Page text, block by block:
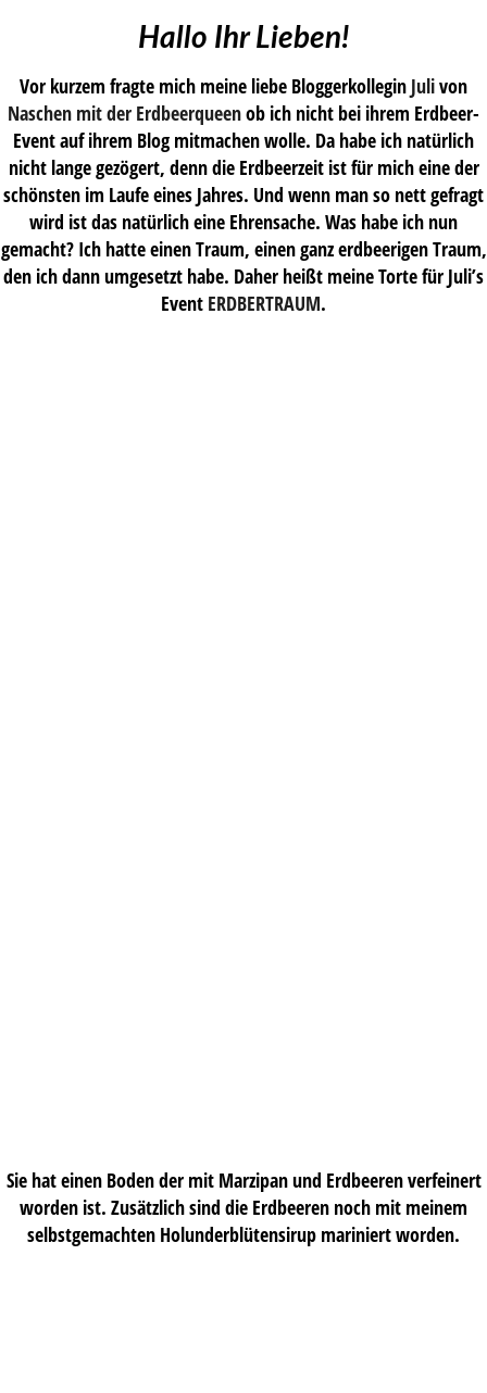
Hallo Ihr Lieben!
Vor kurzem fragte mich meine liebe Bloggerkollegin Julivon
Naschen mit der Erdbeerqueenob ich nicht bei ihrem Erdbeer-
Event auf ihrem Blog mitmachen wolle. Da habe ich natürlich
nicht lange gezögert, denn die Erdbeerzeit ist für mich eine der
schönsten im Laufe eines Jahres. Und wenn man so nett gefragt
wird ist das natürlich eine Ehrensache. Was habe ich nun
gemacht? Ich hatte einen Traum, einen ganz erdbeerigen Traum,
den ich dann umgesetzt habe. Daher heißt meine Torte für Juli’s
Event ERDBERTRAUM.
Sie hat einen Boden der mit Marzipan und Erdbeeren verfeinert
worden ist. Zusätzlich sind die Erdbeeren noch mit meinem
selbstgemachten Holunderblütensirup mariniert worden.